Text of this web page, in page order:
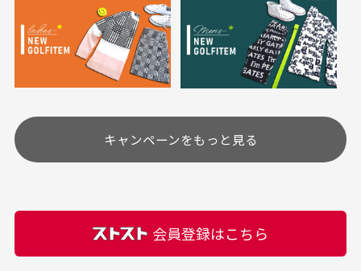
30代女性
高価なブルゾンがお
購入できました。状態も
最高でした。
30代女性
いつも素敵な商品を
す
商品をありがとうござい
ます。
ご注文下さいませ。
定休日はありますか？
土.日.祝日は定休日となっております。
その他の休日につきましてはサイト上にて告知させて
頂きます。
カートの有効時間はありますか？
ユーズド商品の特性故、メンテンスを行っておりま
すが、におい（煙草、香水、お香、古着特有の香
り、柔軟剤等)が付着している場合がございます。
付属品について
付属品の記載につきましては、弊社に入荷した時点
ある場合もございます。
キャンペーンをもっと見る
会員登録はこちら